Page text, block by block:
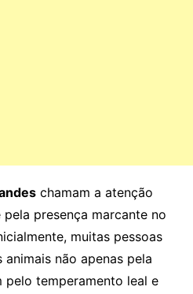
chamam a atenção
presença marcante no
muitas pessoas
não apenas pela
pelo temperamento leal e